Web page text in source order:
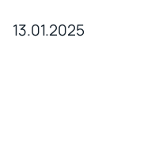
13.01.2025